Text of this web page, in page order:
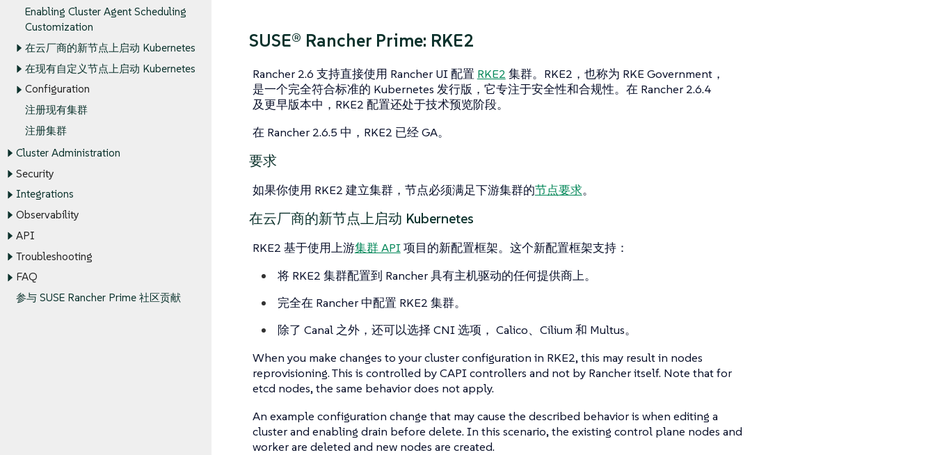
Enabling Cluster Agent Scheduling
Customization
在云厂商的新节点上启动 Kubernetes
在现有自定义节点上启动 Kubernetes
Configuration
注册现有集群
注册集群
Cluster Administration
Security
Integrations
Observability
API
Troubleshooting
FAQ
参与 SUSE Rancher Prime 社区贡献
SUSE® Rancher Prime: RKE2
Rancher 2.6 支持直接使用 Rancher UI 配置 RKE2 集群。RKE2，也称为 RKE Government，
是一个完全符合标准的 Kubernetes 发行版，它专注于安全性和合规性。在 Rancher 2.6.4
及更早版本中，RKE2 配置还处于技术预览阶段。
在 Rancher 2.6.5 中，RKE2 已经 GA。
要求
如果你使用 RKE2 建立集群，节点必须满足下游集群的节点要求。
在云厂商的新节点上启动 Kubernetes
RKE2 基于使用上游集群 API项目的新配置框架。这个新配置框架支持：
将 RKE2 集群配置到 Rancher 具有主机驱动的任何提供商上。
完全在 Rancher 中配置 RKE2 集群。
除了 Canal 之外，还可以选择 CNI 选项， Calico、Cilium 和 Multus。
When you make changes to your cluster configuration in RKE2, this may result in nodes
reprovisioning. This is controlled by CAPI controllers and not by Rancher itself. Note that for
etcd nodes, the same behavior does not apply.
An example configuration change that may cause the described behavior is when editing a
cluster and enabling drain before delete. In this scenario, the existing control plane nodes and
worker are deleted and new nodes are created.